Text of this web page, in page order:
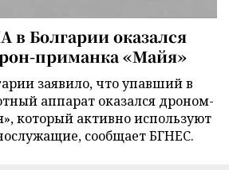
Болгарии оказался
приманка «Майя»
заявило, что упавший в
аппарат оказался дроном-
который активно используют
сообщает БГНЕС.